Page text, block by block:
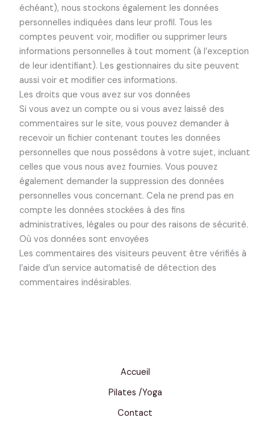
échéant), nous stockons également les données
personnelles indiquées dans leur profil. Tous les
comptes peuvent voir, modifier ou supprimer leurs
informations personnelles à tout moment (à l’exception
de leur identifiant). Les gestionnaires du site peuvent
aussi voir et modifier ces informations.
Les droits que vous avez sur vos données
Si vous avez un compte ou si vous avez laissé des
commentaires sur le site, vous pouvez demander à
recevoir un fichier contenant toutes les données
personnelles que nous possédons à votre sujet, incluant
celles que vous nous avez fournies. Vous pouvez
également demander la suppression des données
personnelles vous concernant. Cela ne prend pas en
compte les données stockées à des fins
administratives, légales ou pour des raisons de sécurité.
Où vos données sont envoyées
Les commentaires des visiteurs peuvent être vérifiés à
l’aide d’un service automatisé de détection des
commentaires indésirables.
Accueil
Pilates /Yoga
Contact